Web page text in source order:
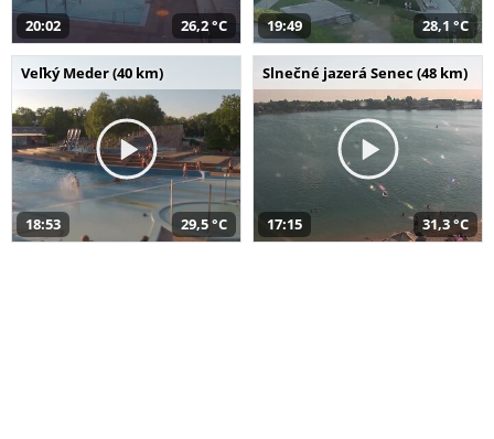
20:02 26,2 °C 19:49 28,1 °C
Veľký Meder (40 km)
18:53 29,5 °C
Slnečné jazerá Senec (48 km)
17:15 31,3 °C